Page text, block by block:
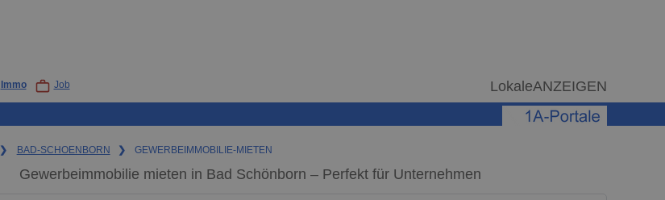
Immo Job LokaleANZEIGEN
❯ BAD-SCHOENBORN ❯ GEWERBEIMMOBILIE-MIETEN
Gewerbeimmobilie mieten in Bad Schönborn – Perfekt für Unternehmen